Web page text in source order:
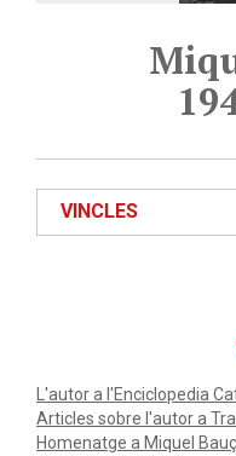
VINCLES
L'autor a l'Enciclopedia
Articles sobre l'autor a
Homenatge a Miquel